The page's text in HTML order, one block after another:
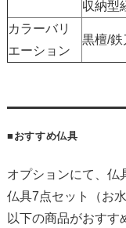
収納型
カラーバリ
エーション
黒檀/鉄
■おすすめ仏具
オプションにて、仏
仏具7点セット（お
以下の商品がおすす